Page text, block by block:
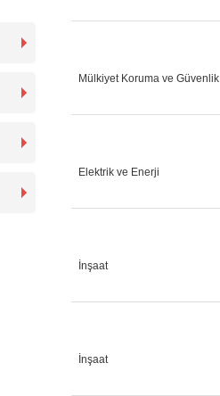
Mülkiyet Koruma ve Güvenlik
Elektrik ve Enerji
İnşaat
İnşaat